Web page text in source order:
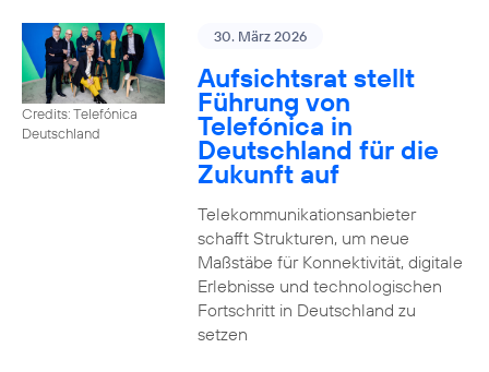
Credits: Telefónica
Deutschland
30. März 2026
Aufsichtsrat stellt
Führung von
Telefónica in
Deutschland für die
Zukunft auf
Telekommunikationsanbieter
schafft Strukturen, um neue
Maßstäbe für Konnektivität, digitale
Erlebnisse und technologischen
Fortschritt in Deutschland zu
setzen